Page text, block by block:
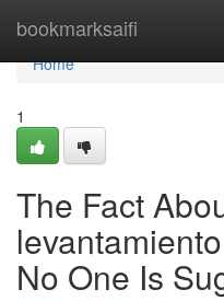
bookmarksaifi
Home
Home
1
The Fact
No One Is